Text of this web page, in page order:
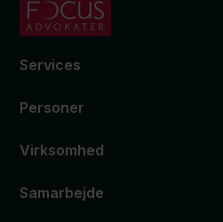
Services
Personer
Virksomhed
Samarbejde